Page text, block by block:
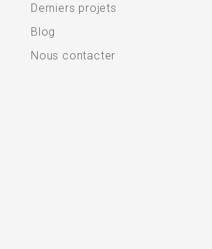
Derniers projets
Blog
Nous contacter